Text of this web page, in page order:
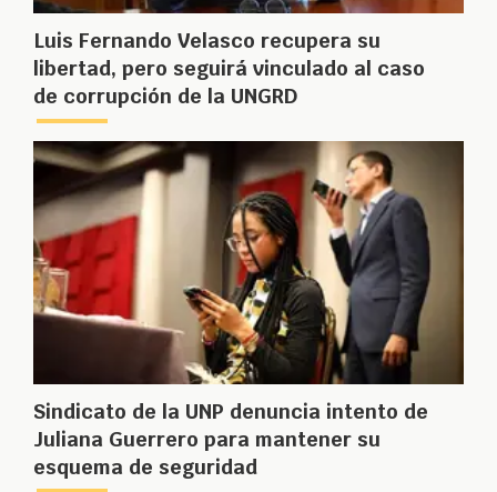
Luis Fernando Velasco recupera su
libertad, pero seguirá vinculado al caso
de corrupción de la UNGRD
Sindicato de la UNP denuncia intento de
Juliana Guerrero para mantener su
esquema de seguridad